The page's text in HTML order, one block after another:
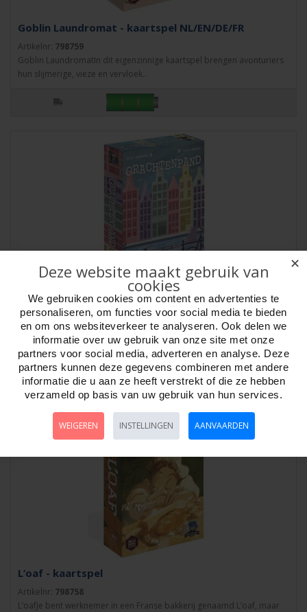
Goblin Laundromat - kaartspel NL/EN/DE/FR
Artikelnr: 798759
Goblin LaundromatIn dit eigenzinnige kaartspel brengen avonturiers
hun slijmerige, vieze en vervloek..
Grachtenpand - Kaartspel
Artikelnr:798783
GrachtenpandBouw de mooiste Amsterdamse grachtenpanden, vol
met winkels, katten, meeuwen en tulpen i..
L’oaf - kaartspel
Artikelnr: 798758
L’oafJe bent werknemer in een Franse bakkerij genaamd L’oaf, maar
✕
Deze website maakt gebruik van
cookies
We gebruiken cookies om content en advertenties te
personaliseren, om functies voor social media te bieden
en om ons websiteverkeer te analyseren. Ook delen we
informatie over uw gebruik van onze site met onze
partners voor social media, adverteren en analyse. Deze
partners kunnen deze gegevens combineren met andere
informatie die u aan ze heeft verstrekt of die ze hebben
verzameld op basis van uw gebruik van hun services.
WEIGEREN INSTELLINGEN AANVAARDEN